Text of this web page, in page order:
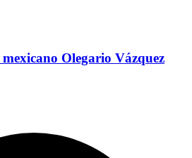
Olegario Vázquez